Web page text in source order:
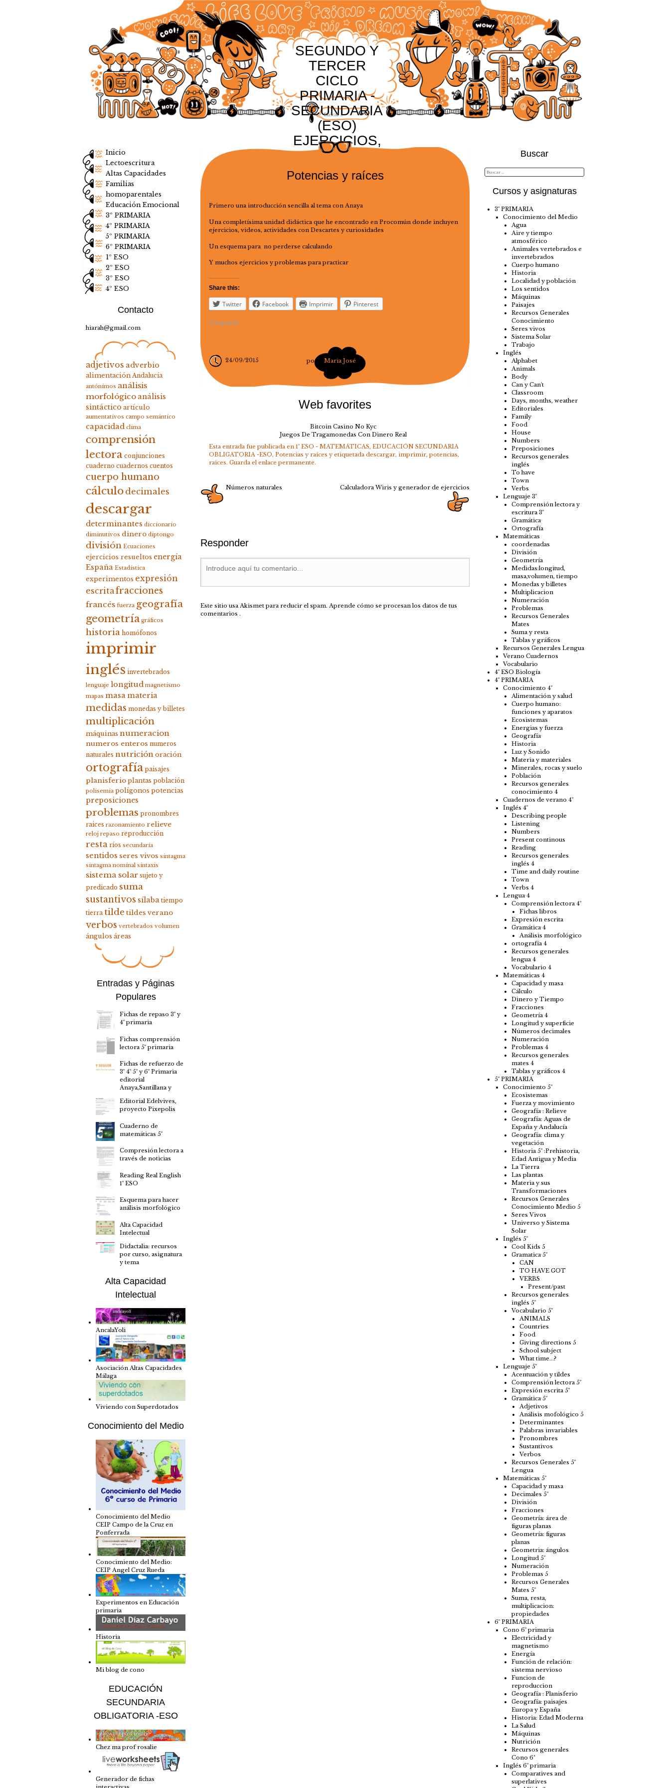
SEGUNDO Y
TERCER
CICLO
PRIMARIA -
SECUNDARIA
(ESO)
EJERCICIOS,
RECURSOS Y
ACTIVIDADES
Inicio
Lectoescritura
Altas Capacidades
Familias
homoparentales
Educación Emocional
3º PRIMARIA
4º PRIMARIA
5º PRIMARIA
6º PRIMARIA
1º ESO
2º ESO
3º ESO
4º ESO
Potencias y raíces
Primero una introducción sencilla al tema con Anaya
Una completísima unidad didáctica que he encontrado en Procomún donde incluyen
ejercicios, videos, actividades con Descartes y curiosidades
Un esquema para no perderse calculando
Y muchos ejercicios y problemas para practicar
Share this:
Twitter Facebook Imprimir Pinterest
Cargando...
24/09/2015 por Maria José
Web favorites
Bitcoin Casino No Kyc
Juegos De Tragamonedas Con Dinero Real
Esta entrada fue publicada en 1º ESO - MATEMÁTICAS, EDUCACIÓN SECUNDARIA
OBLIGATORIA -ESO, Potencias y raíces y etiquetada descargar, imprimir,potencias,
raices. Guarda el enlace permanente.
Números naturales Calculadora Wiris y generador de ejercicios
Responder
Este sitio usa Akismet para reducir el spam. Aprende cómo se procesan los datos de tus
comentarios .
Buscar
Cursos y asignaturas
3º PRIMARIA
Conocimiento del Medio
Agua
Aire y tiempo
atmosférico
Animales vertebrados e
invertebrados
Cuerpo humano
Historia
Localidad y población
Los sentidos
Máquinas
Paisajes
Recursos Generales
Conocimiento
Seres vivos
Sistema Solar
Trabajo
Inglés
Alphabet
Animals
Body
Can y Can't
Classroom
Days, months, weather
Editoriales
Family
Food
House
Numbers
Preposiciones
Recursos generales
inglés
To have
Town
Verbs
Lenguaje 3º
Comprensión lectora y
escritura 3º
Gramática
Ortografía
Matemáticas
coordenadas
División
Geometría
Medidas:longitud,
masa,volumen, tiempo
Monedas y billetes
Multiplicacion
Numeración
Problemas
Recursos Generales
Mates
Suma y resta
Tablas y gráficos
Recursos Generales Lengua
Verano Cuadernos
Vocabulario
4º ESO Biología
4º PRIMARIA
Conocimiento 4º
Alimentación y salud
Cuerpo humano:
funciones y aparatos
Ecosistemas
Energias y fuerza
Geografía
Historia
Luz y Sonido
Materia y materiales
Minerales, rocas y suelo
Población
Recursos generales
conocimiento 4
Cuadernos de verano 4º
Inglés 4º
Describing people
Listening
Numbers
Present continous
Reading
Recursos generales
inglés 4
Time and daily routine
Town
Verbs 4
Lengua 4
Comprensión lectora 4º
Fichas libros
Expresión escrita
Gramática 4
Análisis morfológico
ortografía 4
Recursos generales
lengua 4
Vocabulario 4
Matemáticas 4
Capacidad y masa
Cálculo
Dinero y Tiempo
Fracciones
Geometría 4
Longitud y superficie
Números decimales
Numeración
Problemas 4
Recursos generales
mates 4
Tablas y gráficos 4
5º PRIMARIA
Conocimiento 5º
Ecosistemas
Fuerza y movimiento
Geografía : Relieve
Geografía: Aguas de
España y Andalucía
Geografía: clima y
vegetación
Historia 5º :Prehistoria,
Edad Antigua y Media
La Tierra
Las plantas
Materia y sus
Transformaciones
Recursos Generales
Conocimiento Medio 5
Seres Vivos
Universo y Sistema
Solar
Inglés 5º
Cool Kids 5
Gramatica 5º
CAN
TO HAVE GOT
VERBS
Present/past
Recursos generales
inglés 5º
Vocabulario 5º
ANIMALS
Countries
Food
Giving directions 5
School subject
What time…?
Lenguaje 5º
Acentuación y tildes
Comprensión lectora 5º
Expresión escrita 5º
Gramática 5º
Adjetivos
Análisis mofológico 5
Determinantes
Palabras invariables
Pronombres
Sustantivos
Verbos
Recursos Generales 5º
Lengua
Matemáticas 5º
Capacidad y masa
Decimales 5º
División
Fracciones
Geometría: área de
figuras planas
Geometría: figuras
planas
Geometria: ángulos
Longitud 5º
Numeración
Problemas 5
Recursos Generales
Mates 5º
Suma, resta,
multiplicacion:
propiedades
6º PRIMARIA
Cono 6º primaria
Electricidad y
magnetismo
Energía
Función de relación:
sistema nervioso
Funcion de
reproduccion
Geografía : Planisferio
Geografía: paisajes
Europa y España
Historia: Edad Moderna
La Salud
Máquinas
Nutrición
Recursos generales
Cono 6ª
Inglés 6º primaria
Comparatives and
superlatives
Contacto
hiarah@gmail.com
adjetivos adverbio
alimentación Andalucía
antónimos análisis
morfológico análisis
sintáctico artículo
aumentativos campo semántico
capacidad clima
comprensión
lectora conjunciones
cuaderno cuadernos cuentos
cuerpo humano
cálculo decimales
descargar
determinantes diccionario
diminutivos dinero diptongo
división Ecuaciones
ejercicios resueltos energía
España Estadística
experimentos expresión
escritafracciones
francés fuerza geografía
geometría gráficos
historia homófonos
imprimir
inglés invertebrados
lenguaje longitud magnetismo
mapas masamateria
medidas monedas y billetes
multiplicación
máquinas numeracion
numeros enteros numeros
naturales nutrición oración
ortografía paisajes
planisferio plantas población
polisemia polígonos potencias
preposiciones
problemas pronombres
raices razonamiento relieve
reloj repaso reproducción
resta ríos secundaria
sentidos seres vivos sintagma
sintagma nominal sintaxis
sistema solar sujeto y
predicado suma
sustantivos sílaba tiempo
tierra tilde tildes verano
verbos vertebrados volumen
ángulos áreas
Entradas y Páginas
Populares
Fichas de repaso 3º y
4º primaria
Fichas comprensión
lectora 5º primaria
Fichas de refuerzo de
3º 4º 5º y 6º Primaria
editorial
Anaya,Santillana y
Editorial Edelvives,
proyecto Pixepolis
Cuaderno de
matemáticas 5º
Compresión lectora a
través de noticias
Reading Real English
1º ESO
Esquema para hacer
análisis morfológico
Alta Capacidad
Intelectual
Didactalia: recursos
por curso, asignatura
y tema
Alta Capacidad
Intelectual
AncalaYoli
Asociación Altas Capacidades
Málaga
Viviendo con Superdotados
Conocimiento del Medio
Conocimiento del Medio
CEIP Campo de la Cruz en
Ponferrada
Conocimiento del Medio:
CEIP Angel Cruz Rueda
Experimentos en Educación
primaria
Historia
Mi blog de cono
EDUCACIÓN
SECUNDARIA
OBLIGATORIA -ESO
Chez ma prof rosalie
Generador de fichas